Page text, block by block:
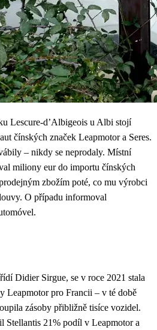
Lescure-d’Albigeois u Albi stojí
čínských značek Leapmotor a Seres.
– nikdy se neprodaly. Místní
miliony eur do importu čínských
zbožím poté, co mu výrobci
O případu informoval
Didier Sirgue, se v roce 2021 stala
Leapmotor pro Francii – v té době
zásoby přibližně tisíce vozidel.
Stellantis 21% podíl v Leapmotor a